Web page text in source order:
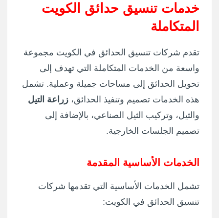
خدمات تنسيق حدائق الكويت
المتكاملة
تقدم شركات تنسيق الحدائق في الكويت مجموعة
واسعة من الخدمات المتكاملة التي تهدف إلى
تحويل الحدائق إلى مساحات جميلة وعملية. تشمل
هذه الخدمات تصميم وتنفيذ الحدائق، زراعة التيل
والثيل، وتركيب الثيل الصناعي، بالإضافة إلى
تصميم الجلسات الخارجية.
الخدمات الأساسية المقدمة
تشمل الخدمات الأساسية التي تقدمها شركات
تنسيق الحدائق في الكويت: